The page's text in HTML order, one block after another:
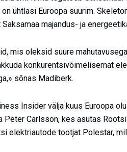
ühtlasi Euroopa suurim.
majandus- ja
mis oleksid suure
konkurentsivõimelisemat
sõnas Madiberk.
Insider välja kuus Euroopa
Peter Carlsson, kes asutas
elektriautode tootjat Polestar,